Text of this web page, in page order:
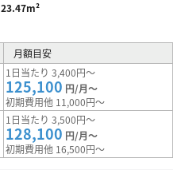
23.47m²
月額目安
1日当たり 3,400円～
125,100 円/月～
初期費用他 11,000円～
1日当たり 3,500円～
128,100 円/月～
初期費用他 16,500円～